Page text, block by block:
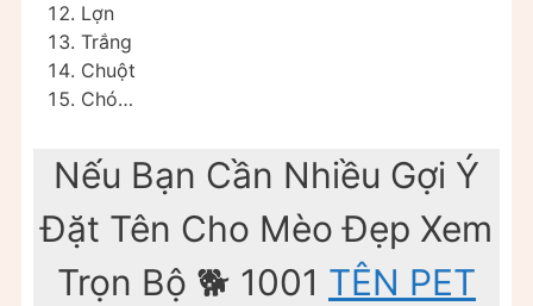
Lợn
Trắng
Chuột
Chó…
Nếu Bạn Cần Nhiều Gợi Ý
Đặt Tên Cho Mèo Đẹp Xem
Trọn Bộ 🐕 1001 TÊN PET